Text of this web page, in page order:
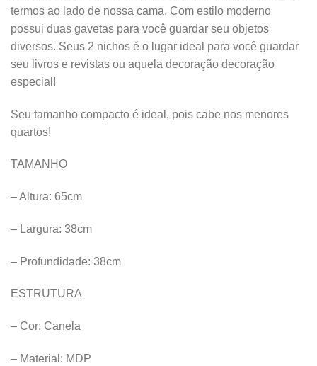
termos ao lado de nossa cama. Com estilo moderno
possui duas gavetas para você guardar seu objetos
diversos. Seus 2 nichos é o lugar ideal para você guardar
seu livros e revistas ou aquela decoração decoração
especial!
Seu tamanho compacto é ideal, pois cabe nos menores
quartos!
TAMANHO
– Altura: 65cm
– Largura: 38cm
– Profundidade: 38cm
ESTRUTURA
– Cor: Canela
– Material: MDP